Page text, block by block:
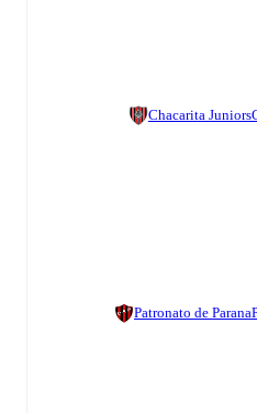
Chacarita Juniors
Patronato de Parana